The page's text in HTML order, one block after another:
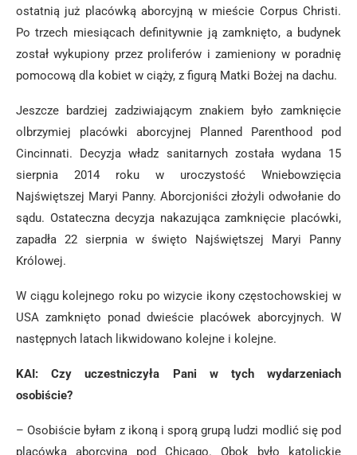
ostatnią już placówką aborcyjną w mieście Corpus Christi.
Po trzech miesiącach definitywnie ją zamknięto, a budynek
został wykupiony przez proliferów i zamieniony w poradnię
pomocową dla kobiet w ciąży, z figurą Matki Bożej na dachu.
Jeszcze bardziej zadziwiającym znakiem było zamknięcie
olbrzymiej placówki aborcyjnej Planned Parenthood pod
Cincinnati. Decyzja władz sanitarnych została wydana 15
sierpnia 2014 roku w uroczystość Wniebowzięcia
Najświętszej Maryi Panny. Aborcjoniści złożyli odwołanie do
sądu. Ostateczna decyzja nakazująca zamknięcie placówki,
zapadła 22 sierpnia w święto Najświętszej Maryi Panny
Królowej.
W ciągu kolejnego roku po wizycie ikony częstochowskiej w
USA zamknięto ponad dwieście placówek aborcyjnych. W
następnych latach likwidowano kolejne i kolejne.
KAI: Czy uczestniczyła Pani w tych wydarzeniach
osobiście?
– Osobiście byłam z ikoną i sporą grupą ludzi modlić się pod
placówką aborcyjną pod Chicago. Obok było katolickie